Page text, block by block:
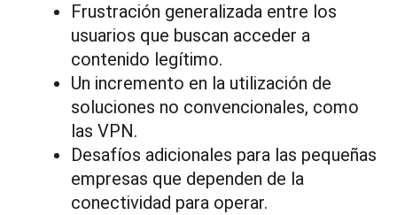
Frustración generalizada entre los
usuarios que buscan acceder a
contenido legítimo.
Un incremento en la utilización de
soluciones no convencionales, como
las VPN.
Desafíos adicionales para las pequeñas
empresas que dependen de la
conectividad para operar.